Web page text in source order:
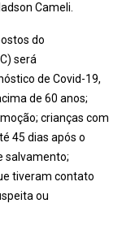
Cameli.
do
será
de Covid-19,
de 60 anos;
crianças com
45 dias após o
salvamento;
tiveram contato
ou